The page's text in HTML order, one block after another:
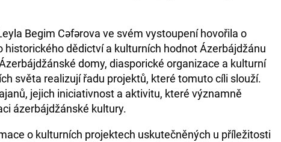
Begim Cəfərova ve svém vystoupení hovořila o
dědictví a kulturních hodnot Ázerbájdžánu
domy, diasporické organizace a kulturní
světa realizují řadu projektů, které tomuto cíli slouží.
jejich iniciativnost a aktivitu, které významně
ázerbájdžánské kultury.
o kulturních projektech uskutečněných u příležitosti